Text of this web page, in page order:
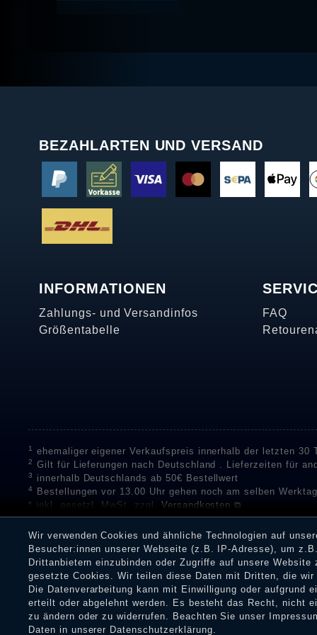
BEZAHLARTEN UND VERSAND
INFORMATIONEN
Zahlungs- und Versandinfos
Größentabelle
FAQ
1 ehemaliger eigener Verkaufspreis innerhalb der letzten 30
2 Gilt für Lieferungen nach Deutschland . Lieferzeiten für
3 innerhalb Deutschlands ab 50€ Bestellwert
4
Bestellungen vor 13.00 Uhr gehen noch am selben
* inkl. gesetzl. MwSt. zzgl. Versandkosten ⧉
** Unser Unternehmen sammelt über die unabhängigen
Bewertungen zu verifizieren.Informationen zur Echtheit von
Eine Überprüfung der Bewertungen durch Shopauskunft
Dienstleistungen gar nicht erworben oder genutzt haben.
Shop informieren.
Impressum
Wir verwenden Cookies und ähnliche Technologien auf
Besucher:innen unserer Webseite (z.B. IP-Adresse), um
Drittanbietern einzubinden oder Zugriffe auf unsere
gesetzte Cookies. Wir teilen diese Daten mit Dritten, die wir
Die Datenverarbeitung kann mit Einwilligung oder aufgrund
erteilt oder abgelehnt werden. Es besteht das Recht, nicht
zu ändern oder zu widerrufen. Beachten Sie unser
Daten in unserer Daten­schutz­erklärung.